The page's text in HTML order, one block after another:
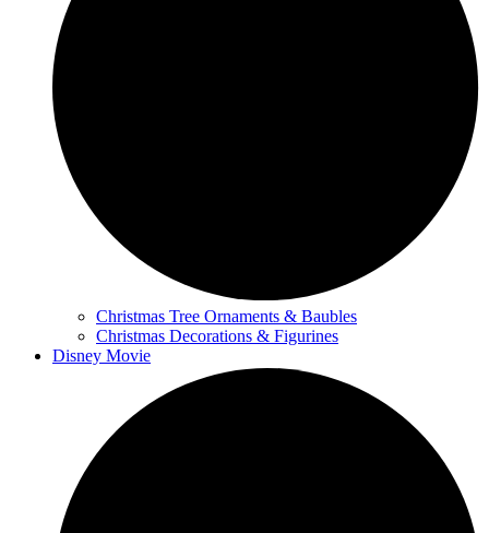
Christmas Tree Ornaments & Baubles
Christmas Decorations & Figurines
Disney Movie